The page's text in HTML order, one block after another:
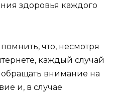
здоровья каждого
что, несмотря
каждый случай
внимание на
и, в случае